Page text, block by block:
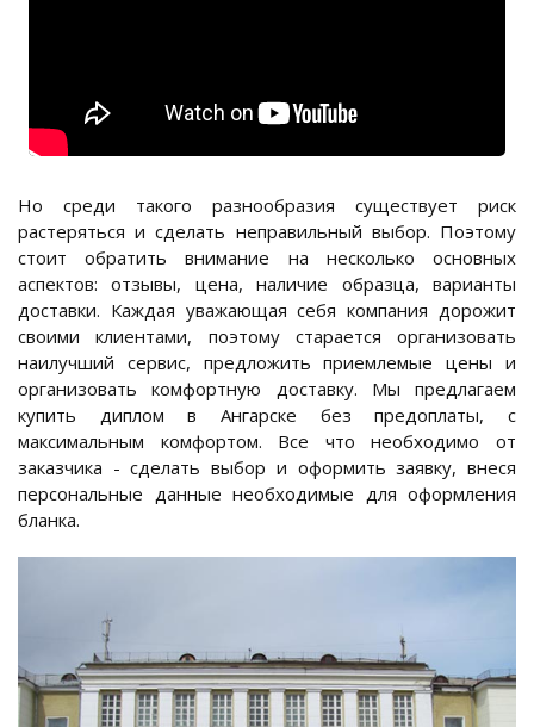
Но среди такого разнообразия существует риск
растеряться и сделать неправильный выбор. Поэтому
стоит обратить внимание на несколько основных
аспектов: отзывы, цена, наличие образца, варианты
доставки. Каждая уважающая себя компания дорожит
своими клиентами, поэтому старается организовать
наилучший сервис, предложить приемлемые цены и
организовать комфортную доставку. Мы предлагаем
купить диплом в Ангарске без предоплаты, с
максимальным комфортом. Все что необходимо от
заказчика - сделать выбор и оформить заявку, внеся
персональные данные необходимые для оформления
бланка.